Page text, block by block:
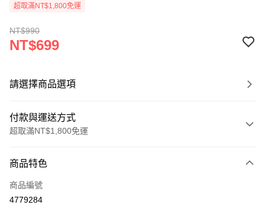
超取滿NT$1,800免運
NT$990
NT$699
請選擇商品選項
付款與運送方式
超取滿NT$1,800免運
信用卡一次付款
超商取貨付款
商品特色
商品編號
4779284